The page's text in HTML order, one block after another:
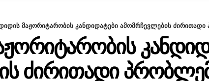
მაჟორიტარობის კანდიდატები ამომრჩევლების ძირითადი
ᲫᲘᲠᲘᲗᲐᲓᲘ